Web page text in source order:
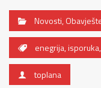
Novosti,
enegrija,isporuka,
toplana